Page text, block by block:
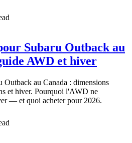
Subaru Outback au
AWD et hiver
Outback au Canada : dimensions
et hiver. Pourquoi l'AWD ne
— et quoi acheter pour 2026.